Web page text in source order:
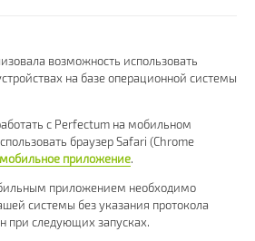
возможность использовать
на базе операционной системы
с Perfectum на мобильном
браузер Safari (Chrome
мобильное приложение.
приложением необходимо
системы без указания протокола
при следующих запусках.